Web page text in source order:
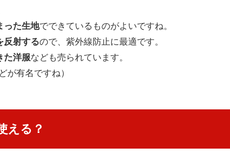
った生地でできているものがよいですね。
反射するので、紫外線防止に最適です。
た洋服なども売られています。
が有名ですね）
える？